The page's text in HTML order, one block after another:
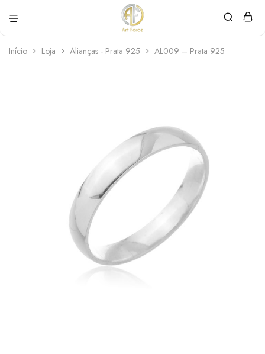
Force
personalizadas
Início Loja Alianças - Prata 925 AL009 – Prata 925